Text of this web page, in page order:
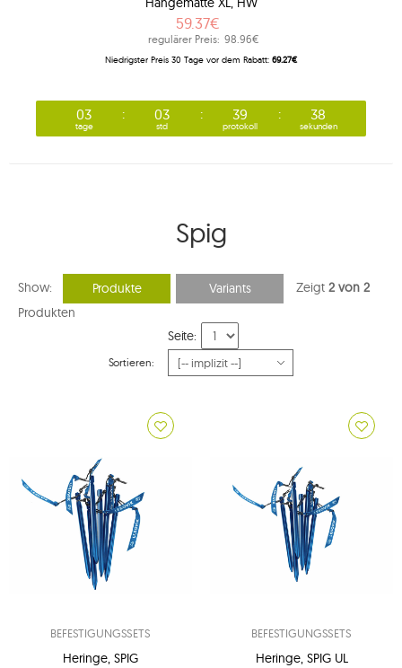
59.37€
regulärer Preis: 98.96€
Niedrigster Preis 30 Tage vor dem Rabatt: 69.27€
03
tage
03
std
39
protokoll
37
sekunden
Spig
Show: Produkte Variants Zeigt 2 von 2
Produkten
Seite:
Sortieren:
BEFESTIGUNGSSETS
Heringe, SPIG
BEFESTIGUNGSSETS
Heringe, SPIG UL